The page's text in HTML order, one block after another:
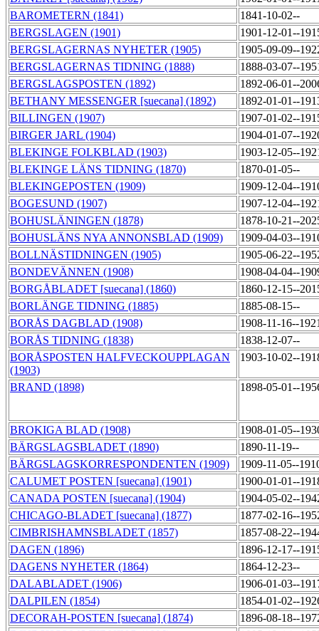
BAROMETERN (1841)
1841-10-02--
BERGSLAGEN (1901)
1901-12-01--
BERGSLAGERNAS NYHETER (1905)
1905-09-09--
BERGSLAGERNAS TIDNING (1888)
1888-03-07--
BERGSLAGSPOSTEN (1892)
1892-06-01--
BETHANY MESSENGER [suecana] (1892)
1892-01-01--
BILLINGEN (1907)
1907-01-02--
BIRGER JARL (1904)
1904-01-07--
BLEKINGE FOLKBLAD (1903)
1903-12-05--
BLEKINGE LÄNS TIDNING (1870)
1870-01-05--
BLEKINGEPOSTEN (1909)
1909-12-04--
BOGESUND (1907)
1907-12-04--
BOHUSLÄNINGEN (1878)
1878-10-21--
BOHUSLÄNS NYA ANNONSBLAD (1909)
1909-04-03--
BOLLNÄSTIDNINGEN (1905)
1905-06-22--
BONDEVÄNNEN (1908)
1908-04-04--
BORGÅBLADET [suecana] (1860)
1860-12-15--
BORLÄNGE TIDNING (1885)
1885-08-15--
BORÅS DAGBLAD (1908)
1908-11-16--
BORÅS TIDNING (1838)
1838-12-07--
BORÅSPOSTEN HALFVECKOUPPLAGAN
(1903)
1903-10-02--
BRAND (1898) 1898-05-01--
BROKIGA BLAD (1908)
1908-01-05--
BÄRGSLAGSBLADET (1890)
1890-11-19--
BÄRGSLAGSKORRESPONDENTEN (1909)
1909-11-05--
CALUMET POSTEN [suecana] (1901)
1900-01-01--
CANADA POSTEN [suecana] (1904)
1904-05-02--
CHICAGO-BLADET [suecana] (1877)
1877-02-16--
CIMBRISHAMNSBLADET (1857)
1857-08-22--
DAGEN (1896)
1896-12-17--
DAGENS NYHETER (1864)
1864-12-23--
DALABLADET (1906)
1906-01-03--
DALPILEN (1854)
1854-01-02--
DECORAH-POSTEN [suecana] (1874)
1896-08-18--